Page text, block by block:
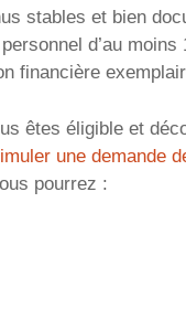
stables et bien
d’au moins
financière
êtes éligible et
une demande
pourrez :